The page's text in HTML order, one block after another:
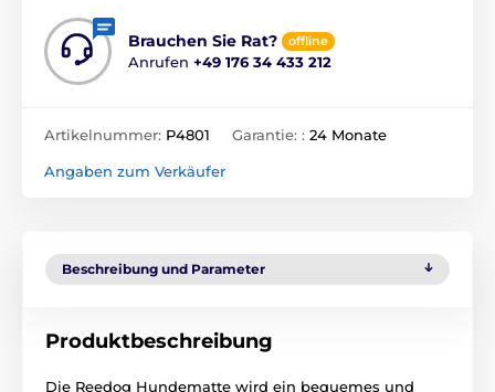
Brauchen Sie Rat? offline
Anrufen +49 176 34 433 212
Artikelnummer: P4801 Garantie: : 24 Monate
Angaben zum Verkäufer
Beschreibung und Parameter
Produktbeschreibung
Die Reedog Hundematte wird ein bequemes und